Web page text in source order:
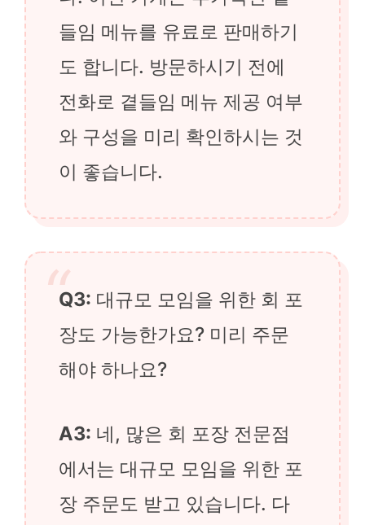
들임 메뉴를 유료로 판매하기
도 합니다. 방문하시기 전에
전화로 곁들임 메뉴 제공 여부
와 구성을 미리 확인하시는 것
이 좋습니다.
Q3: 대규모 모임을 위한 회 포
장도 가능한가요? 미리 주문
해야 하나요?
A3: 네, 많은 회 포장 전문점
에서는 대규모 모임을 위한 포
장 주문도 받고 있습니다. 다